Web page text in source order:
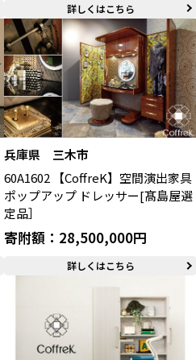
詳しくはこちら
兵庫県 三木市
60A1602 【CoffreK】空間演出家具
ポップアップ ドレッサー[髙島屋選
定品］
寄附額：28,500,000円
詳しくはこちら